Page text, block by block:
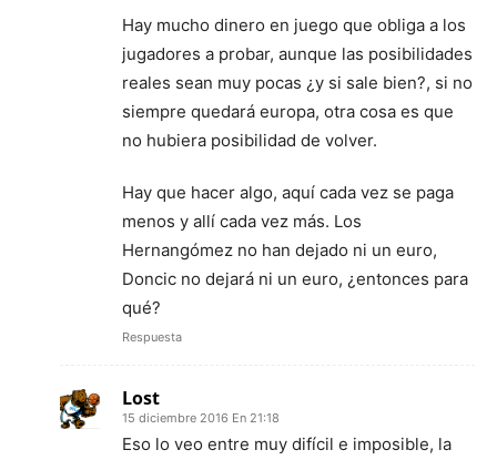
Hay mucho dinero en juego que obliga a los
jugadores a probar, aunque las posibilidades
reales sean muy pocas ¿y si sale bien?, si no
siempre quedará europa, otra cosa es que
no hubiera posibilidad de volver.
Hay que hacer algo, aquí cada vez se paga
menos y allí cada vez más. Los
Hernangómez no han dejado ni un euro,
Doncic no dejará ni un euro, ¿entonces para
qué?
Respuesta
Lost
15 diciembre 2016 En 21:18
Eso lo veo entre muy difícil e imposible, la